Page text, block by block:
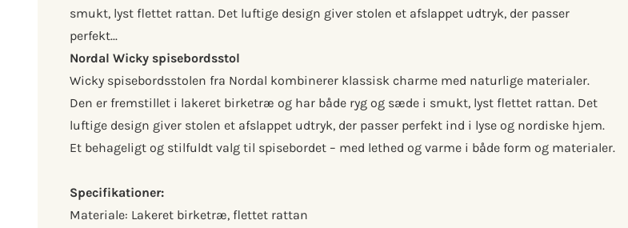
smukt, lyst flettet rattan. Det luftige design giver stolen et afslappet udtryk, der passer
perfekt...
Nordal Wicky spisebordsstol
Wicky spisebordsstolen fra Nordal kombinerer klassisk charme med naturlige materialer.
Den er fremstillet i lakeret birketræ og har både ryg og sæde i smukt, lyst flettet rattan. Det
luftige design giver stolen et afslappet udtryk, der passer perfekt ind i lyse og nordiske hjem.
Et behageligt og stilfuldt valg til spisebordet – med lethed og varme i både form og materialer.
Specifikationer:
Materiale: Lakeret birketræ, flettet rattan